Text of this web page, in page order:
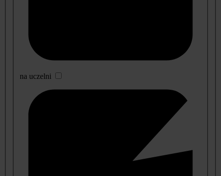
na uczelni